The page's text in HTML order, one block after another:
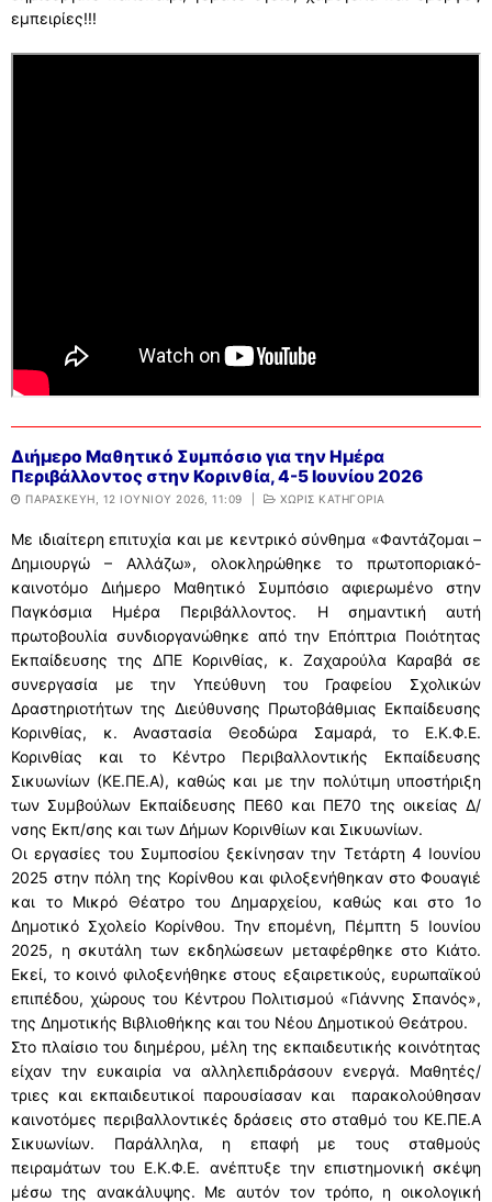
εμπειρίες!!!
Διήμερο Μαθητικό Συμπόσιο για την Ημέρα
Περιβάλλοντος στην Κορινθία, 4-5 Ιουνίου 2026
ΠΑΡΑΣΚΕΥΉ, 12 ΙΟΥΝΊΟΥ 2026, 11:09 ΧΩΡΊΣ ΚΑΤΗΓΟΡΊΑ
Με ιδιαίτερη επιτυχία και με κεντρικό σύνθημα «Φαντάζομαι –
Δημιουργώ – Αλλάζω», ολοκληρώθηκε το πρωτοποριακό-
καινοτόμο Διήμερο Μαθητικό Συμπόσιο αφιερωμένο στην
Παγκόσμια Ημέρα Περιβάλλοντος. Η σημαντική αυτή
πρωτοβουλία συνδιοργανώθηκε από την Επόπτρια Ποιότητας
Εκπαίδευσης της ΔΠΕ Κορινθίας, κ. Ζαχαρούλα Καραβά σε
συνεργασία με την Υπεύθυνη του Γραφείου Σχολικών
Δραστηριοτήτων της Διεύθυνσης Πρωτοβάθμιας Εκπαίδευσης
Κορινθίας, κ. Αναστασία Θεοδώρα Σαμαρά, το Ε.Κ.Φ.Ε.
Κορινθίας και το Κέντρο Περιβαλλοντικής Εκπαίδευσης
Σικυωνίων (ΚΕ.ΠΕ.Α), καθώς και με την πολύτιμη υποστήριξη
των Συμβούλων Εκπαίδευσης ΠΕ60 και ΠΕ70 της οικείας Δ/
νσης Εκπ/σης και των Δήμων Κορινθίων και Σικυωνίων.
Οι εργασίες του Συμποσίου ξεκίνησαν την Τετάρτη 4 Ιουνίου
2025 στην πόλη της Κορίνθου και φιλοξενήθηκαν στο Φουαγιέ
και το Μικρό Θέατρο του Δημαρχείου, καθώς και στο 1ο
Δημοτικό Σχολείο Κορίνθου. Την επομένη, Πέμπτη 5 Ιουνίου
2025, η σκυτάλη των εκδηλώσεων μεταφέρθηκε στο Κιάτο.
Εκεί, το κοινό φιλοξενήθηκε στους εξαιρετικούς, ευρωπαϊκού
επιπέδου, χώρους του Κέντρου Πολιτισμού «Γιάννης Σπανός»,
της Δημοτικής Βιβλιοθήκης και του Νέου Δημοτικού Θεάτρου.
Στο πλαίσιο του διημέρου, μέλη της εκπαιδευτικής κοινότητας
είχαν την ευκαιρία να αλληλεπιδράσουν ενεργά. Μαθητές/
τριες και εκπαιδευτικοί παρουσίασαν και παρακολούθησαν
καινοτόμες περιβαλλοντικές δράσεις στο σταθμό του ΚΕ.ΠΕ.Α
Σικυωνίων. Παράλληλα, η επαφή με τους σταθμούς
πειραμάτων του Ε.Κ.Φ.Ε. ανέπτυξε την επιστημονική σκέψη
μέσω της ανακάλυψης. Με αυτόν τον τρόπο, η οικολογική